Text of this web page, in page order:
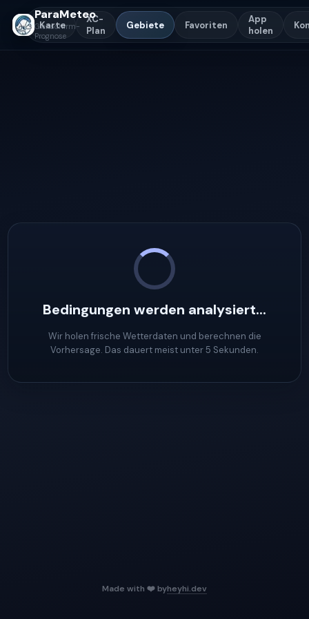
ParaMeteo
Gleitschirm-
Prognose
Karte
XC-
Plan
Gebiete Favoriten
App
holen
Bedingungen werden analysiert...
Wir holen frische Wetterdaten und berechnen die
Vorhersage. Das dauert meist unter 5 Sekunden.
Made with ❤️ byheyhi.dev